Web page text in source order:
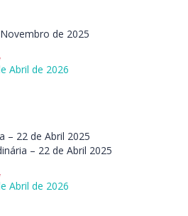
de 2025
,
– 22 de Abril 2025
– 22 de Abril 2025
,